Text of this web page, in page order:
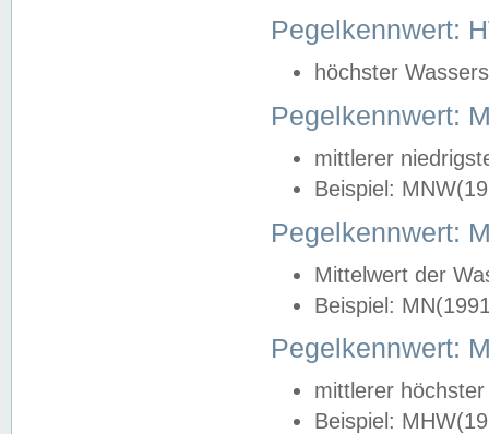
Pegelkennwert:
höchster
Pegelkennwert:
mittlerer
Beispiel:
Pegelkennwert:
Mittelwert der
Beispiel:
Pegelkennwert:
mittlerer
Beispiel: